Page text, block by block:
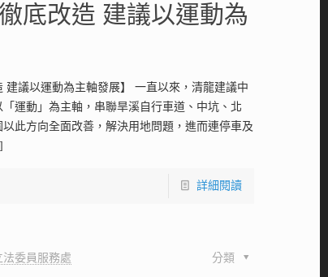
底改造 建議以運動為
建議以運動為主軸發展】 一直以來，清龍建議中
運動」為主軸，串聯旱溪自行車道、中坑、北
此方向全面改善，解決用地問題，進而連停車及
詳細閱讀
法委員服務處 分類